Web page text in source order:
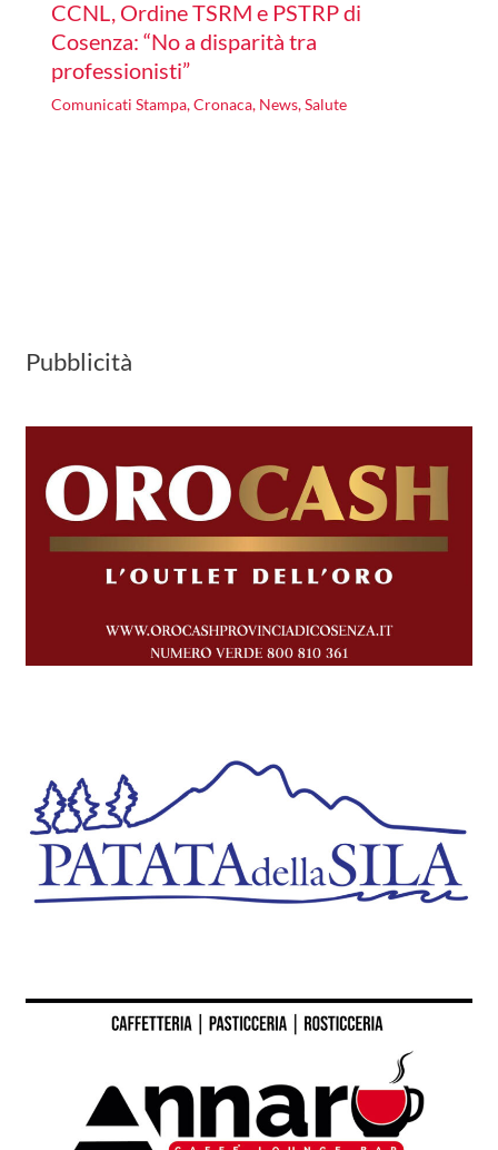
CCNL, Ordine TSRM e PSTRP di
Cosenza: “No a disparità tra
professionisti”
Comunicati Stampa,Cronaca, News,Salute
Pubblicità